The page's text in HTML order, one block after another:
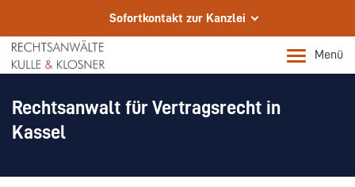
Sofortkontakt zur Kanzlei
Wir sind für Sie da.
Ihre Fachanwälte in Kassel
Telefon
+49 561 72002-0
info@rae-kulle.de
Menü
Rechtsanwalt für Vertragsrecht in
Kassel